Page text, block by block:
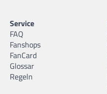
Service
FAQ
Fanshops
FanCard
Glossar
Regeln